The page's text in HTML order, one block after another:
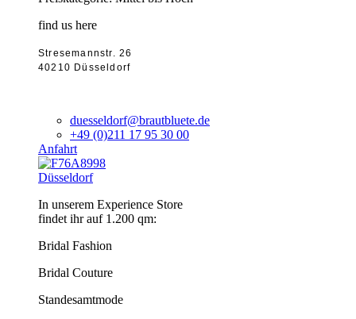
find us here
Stresemannstr. 26
40210 Düsseldorf
duesseldorf@brautbluete.de
+49 (0)211 17 95 30 00
Anfahrt
Düsseldorf
In unserem Experience Store
findet ihr auf 1.200 qm:
Bridal Fashion
Bridal Couture
Standesamtmode